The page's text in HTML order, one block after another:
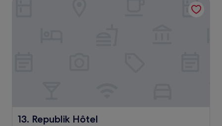
13. Republik Hôtel
Republik Hôtel